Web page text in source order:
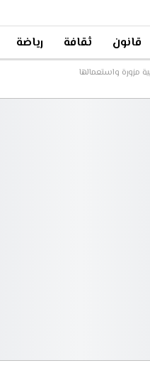
قانون ثقافة رياضة
مزورة واستعمالها